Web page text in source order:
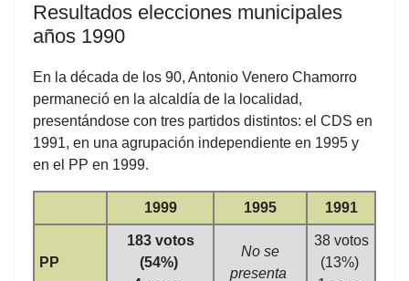
Resultados elecciones municipales
años 1990
En la década de los 90, Antonio Venero Chamorro
permaneció en la alcaldía de la localidad,
presentándose con tres partidos distintos: el CDS en
1991, en una agrupación independiente en 1995 y
en el PP en 1999.
1999 1995 1991
PP
183 votos
(54%)
No se
presenta
38 votos
(13%)